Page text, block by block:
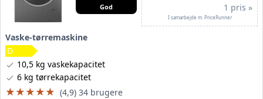
God 1 pris »
I samarbejde m. PriceRunner
Vaske-tørremaskine
10,5 kg vaskekapacitet
6 kg tørrekapacitet
★★★★★
★★★★★ (4,9) 34 brugere